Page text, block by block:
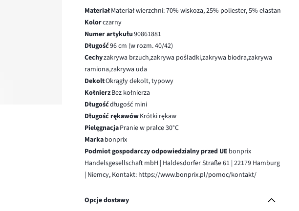
MateriałMateriał wierzchni: 70% wiskoza, 25% poliester, 5% elastan
Kolorczarny
Numer artykułu90861881
Długość96 cm (w rozm. 40/42)
Cechyzakrywa brzuch,zakrywa pośladki,zakrywa biodra,zakrywa
ramiona,zakrywa uda
DekoltOkrągły dekolt, typowy
KołnierzBez kołnierza
Długośćdługość mini
Długość rękawówKrótki rękaw
PielęgnacjaPranie w pralce 30°C
Markabonprix
Podmiot gospodarczy odpowiedzialny przed UE bonprix
Handelsgesellschaft mbH | Haldesdorfer Straße 61 | 22179 Hamburg
| Niemcy, Kontakt: https://www.bonprix.pl/pomoc/kontakt/
Opcje dostawy